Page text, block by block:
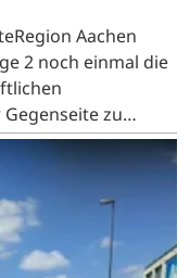
Aachen
2 noch einmal die
zu
dem belgischen